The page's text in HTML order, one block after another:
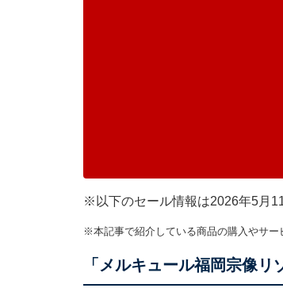
※以下のセール情報は2026年5月
※本記事で紹介している商品の購入やサー
「メルキュール福岡宗像リ